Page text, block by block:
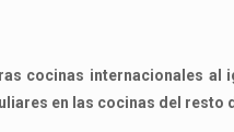
internacionales al
en las cocinas del resto